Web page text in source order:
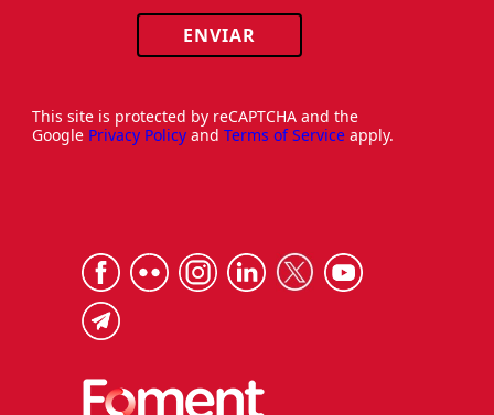
ENVIAR
This site is protected by reCAPTCHA and the
Google Privacy Policy and Terms of Service apply.